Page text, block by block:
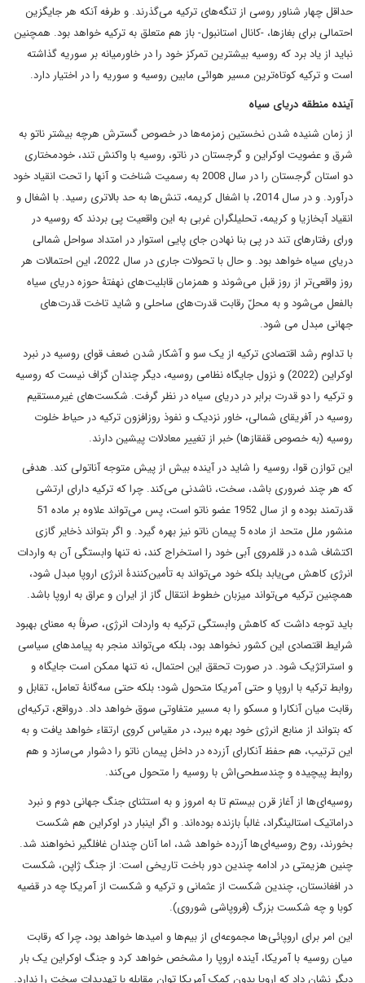
حداقل چهار شناور روسی از تنگه‌های ترکیه می‌گذرند. و طرفه آنکه هر جایگزین
احتمالی برای بغازها، -کانال استانبول- باز هم متعلق به ترکیه خواهد بود. همچنین
نباید از یاد برد که روسیه بیشترین تمرکز خود را در خاورمیانه بر سوریه گذاشته
است و ترکیه کوتاه‌ترین مسیر هوائی مابین روسیه و سوریه را در اختیار دارد.
آینده منطقه دریای سیاه
از زمان شنیده شدن نخستین زمزمه‌ها در خصوص گسترش هرچه بیشتر ناتو به
شرق و عضویت اوکراین و گرجستان در ناتو، روسیه با واکنش تند، خودمختاری
دو استان گرجستان را در سال 2008 به رسمیت شناخت و آنها را تحت انقیاد خود
درآورد. و در سال 2014، با اشغال کریمه، تنش‌ها به حد بالاتری رسید. با اشغال و
انقیاد آبخازیا و کریمه، تحلیلگران غربی به این واقعیت پی بردند که روسیه در
ورای رفتارهای تند در پی بنا نهادن جای پایی استوار در امتداد سواحل شمالی
دریای سیاه خواهد بود. و حال با تحولات جاری در سال 2022، این احتمالات هر
روز واقعی‌تر از روز قبل می‌شوند و همزمان قابلیت‌های نهفتۀ حوزه دریای سیاه
بالفعل می‌شود و به محلّ رقابت قدرت‌های ساحلی و شاید تاخت قدرت‌های
جهانی مبدل می‌ شود.
با تداوم رشد اقتصادی ترکیه از یک سو و آشکار شدن ضعف قوای روسیه در نبرد
اوکراین (2022) و نزول جایگاه نظامی روسیه، دیگر چندان گزاف نیست که روسیه
و ترکیه را دو قدرت برابر در دریای سیاه در نظر گرفت. شکست‌های غیرمستقیم
روسیه در آفریقای شمالی، خاور نزدیک و نفوذ روزافزون ترکیه در حیاط خلوت
روسیه (به خصوص قفقازها) خبر از تغییر معادلات پیشین دارند.
این توازن قوا، روسیه را شاید در آینده بیش از پیش متوجه آناتولی کند. هدفی
که هر چند ضروری باشد، سخت، ناشدنی می‌کند. چرا که ترکیه دارای ارتشی
قدرتمند بوده و از سال 1952 عضو ناتو است، پس می‌تواند علاوه بر ماده 51
منشور ملل متحد از ماده 5 پیمان ناتو نیز بهره گیرد. و اگر بتواند ذخایر گازی
اکتشاف شده در قلمروی آبی خود را استخراج کند، نه تنها وابستگی آن به واردات
انرژی کاهش می‌یابد بلکه خود می‌تواند به تأمین‌کنندۀ انرژی اروپا مبدل شود،
همچنین ترکیه می‌تواند میزبان خطوط انتقال گاز از ایران و عراق به اروپا باشد.
باید توجه داشت که کاهش وابستگی ترکیه به واردات انرژی، صرفاً به معنای بهبود
شرایط اقتصادی این کشور نخواهد بود، بلکه می‌تواند منجر به پیامدهای سیاسی
و استراتژیک شود. در صورت تحقق این احتمال، نه تنها ممکن است جایگاه و
روابط ترکیه با اروپا و حتی آمریکا متحول شود؛ بلکه حتی سه‌گانۀ تعامل، تقابل و
رقابت میان آنکارا و مسکو را به مسیر متفاوتی سوق خواهد داد. درواقع، ترکیه‌ای
که بتواند از منابع انرژی خود بهره ببرد، در مقیاس کروی ارتقاء خواهد یافت و به
این ترتیب، هم حفظ آنکارای آزرده در داخل پیمان ناتو را دشوار می‌سازد و هم
روابط پیچیده و چندسطحی‌اش با روسیه را متحول می‌کند.
روسیه‌ای‌ها از آغاز قرن بیستم تا به امروز و به استثنای جنگ جهانی دوم و نبرد
دراماتیک استالینگراد، غالباً بازنده بوده‌اند. و اگر اینبار در اوکراین هم شکست
بخورند، روح روسیه‌ای‌ها آزرده خواهد شد، اما آنان چندان غافلگیر نخواهند شد.
چنین هزیمتی در ادامه چندین دور باخت تاریخی است: از جنگ ژاپن، شکست
در افغانستان، چندین شکست از عثمانی و ترکیه و شکست از آمریکا چه در قضیه
کوبا و چه شکست بزرگ (فروپاشی شوروی).
این امر برای اروپائی‌ها مجموعه‌ای از بیم‌ها و امیدها خواهد بود، چرا که رقابت
میان روسیه با آمریکا، آینده اروپا را مشخص خواهد کرد و جنگ اوکراین یک بار
دیگر نشان داد که اروپا بدون کمک آمریکا توان مقابله با تهدیدات سخت را ندارد.